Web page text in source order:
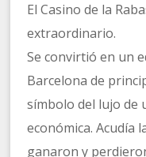
El Casino de la
extraordinario.
Se convirtió en un
Barcelona de
símbolo del lujo de
económica. Acudía
ganaron y